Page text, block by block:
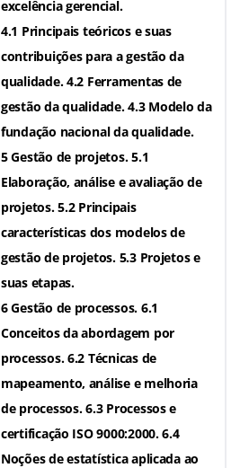
excelência gerencial.
4.1 Principais teóricos e suas
contribuições para a gestão da
qualidade. 4.2 Ferramentas de
gestão da qualidade. 4.3 Modelo da
fundação nacional da qualidade.
5 Gestão de projetos. 5.1
Elaboração, análise e avaliação de
projetos. 5.2 Principais
características dos modelos de
gestão de projetos. 5.3 Projetos e
suas etapas.
6 Gestão de processos. 6.1
Conceitos da abordagem por
processos. 6.2 Técnicas de
mapeamento, análise e melhoria
de processos. 6.3 Processos e
certificação ISO 9000:2000. 6.4
Noções de estatística aplicada ao